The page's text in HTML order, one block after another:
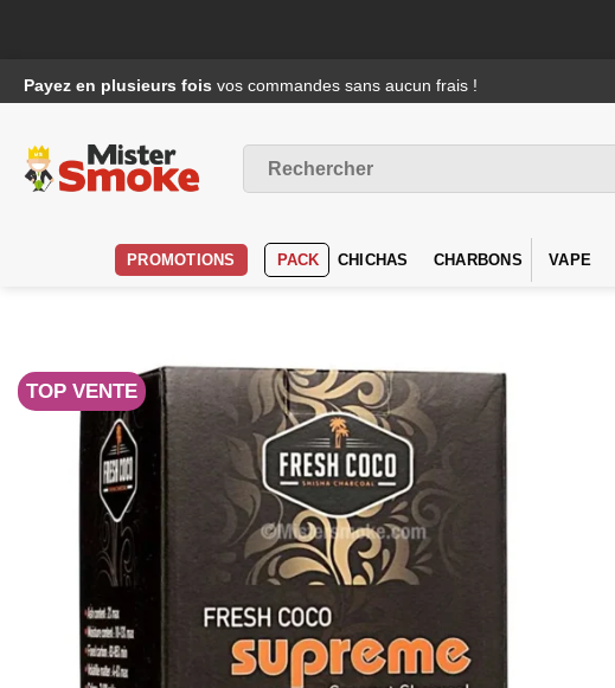
au
Payez en plusieurs fois vos commandes sans aucun frais !
pour :
PROMOTIONS PACK CHICHAS CHARBONS VAPE
TOP VENTE